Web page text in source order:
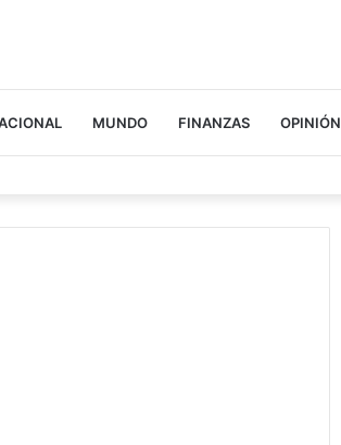
MUNDO FINANZAS OPINIÓN